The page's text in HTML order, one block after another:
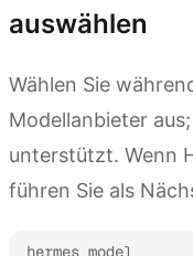
auswählen
Wählen Sie
Modellanbieter
unterstützt. Wenn
führen Sie als